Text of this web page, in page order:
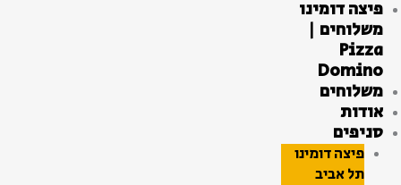
דילוג
לתוכן
פיצה דומינו
משלוחים |
Pizza
Domino
משלוחים
אודות
סניפים
פיצה דומינו
תל אביב